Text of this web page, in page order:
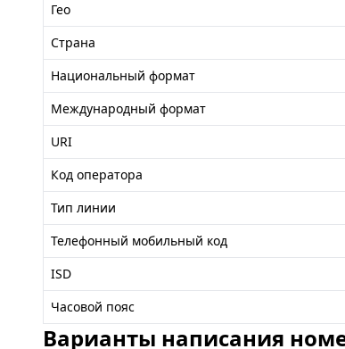
Гео
Страна
Национальный формат
Международный формат
URI
Код оператора
Тип линии
Телефонный мобильный код
ISD
Часовой пояс
Варианты написания